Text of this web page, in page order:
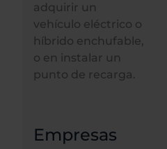
adquirir un
vehículo eléctrico o
híbrido enchufable,
o en instalar un
punto de recarga.
Empresas